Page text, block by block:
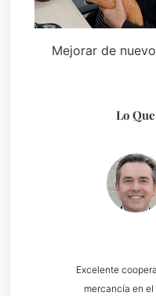
Mejorar de nuevo
Lo
Excelente
mercancía en